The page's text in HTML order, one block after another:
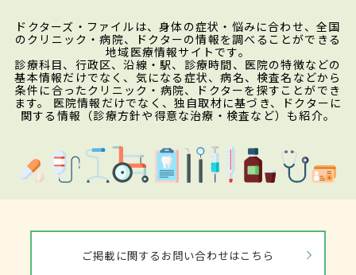
ドクターズ・ファイルは、身体の症状・悩みに合わせ、全国
のクリニック・病院、ドクターの情報を調べることができる
地域医療情報サイトです。
診療科目、行政区、沿線・駅、診療時間、医院の特徴などの
基本情報だけでなく、気になる症状、病名、検査名などから
条件に合ったクリニック・病院、ドクターを探すことができ
ます。 医院情報だけでなく、独自取材に基づき、ドクターに
関する情報（診療方針や得意な治療・検査など）も紹介。
ご掲載に関するお問い合わせはこちら